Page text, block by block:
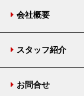
会社概要
スタッフ紹介
お問合せ